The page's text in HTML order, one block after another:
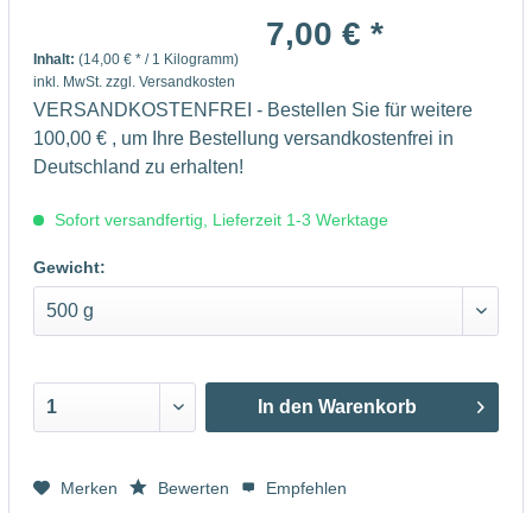
7,00 € *
Inhalt: (14,00 € * / 1 Kilogramm)
inkl. MwSt. zzgl. Versandkosten
VERSANDKOSTENFREI - Bestellen Sie für weitere
100,00 € , um Ihre Bestellung versandkostenfrei in
Deutschland zu erhalten!
Sofort versandfertig, Lieferzeit 1-3 Werktage
Gewicht:
In den Warenkorb
Merken Bewerten
Empfehlen